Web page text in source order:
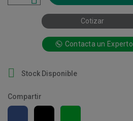
Cotizar
 Stock Disponible
Contacta un Experto
Compartir